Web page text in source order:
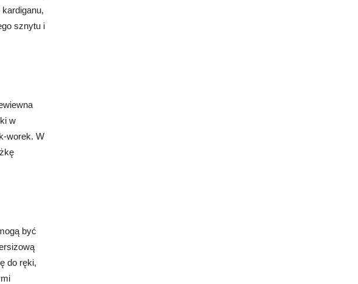
sznytu i
w
worek. W
być
do ręki,